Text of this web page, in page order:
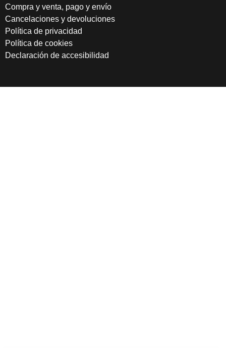
Compra y venta, pago y envío
Cancelaciones y devoluciones
Política de privacidad
Política de cookies
Declaración de accesibilidad